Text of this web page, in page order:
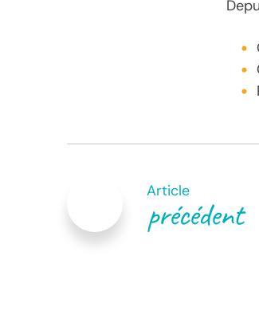
Navigation
l’article
Article
précédent